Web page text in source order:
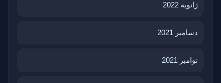
ژانویه 2022
دسامبر 2021
نوامبر 2021